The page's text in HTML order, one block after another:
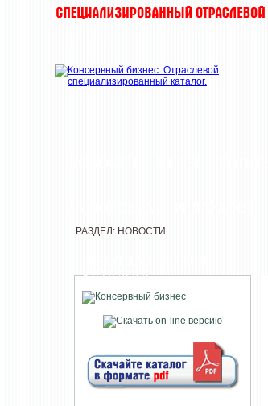
КАТАЛОГА
РАЗДЕЛ: НОВОСТИ